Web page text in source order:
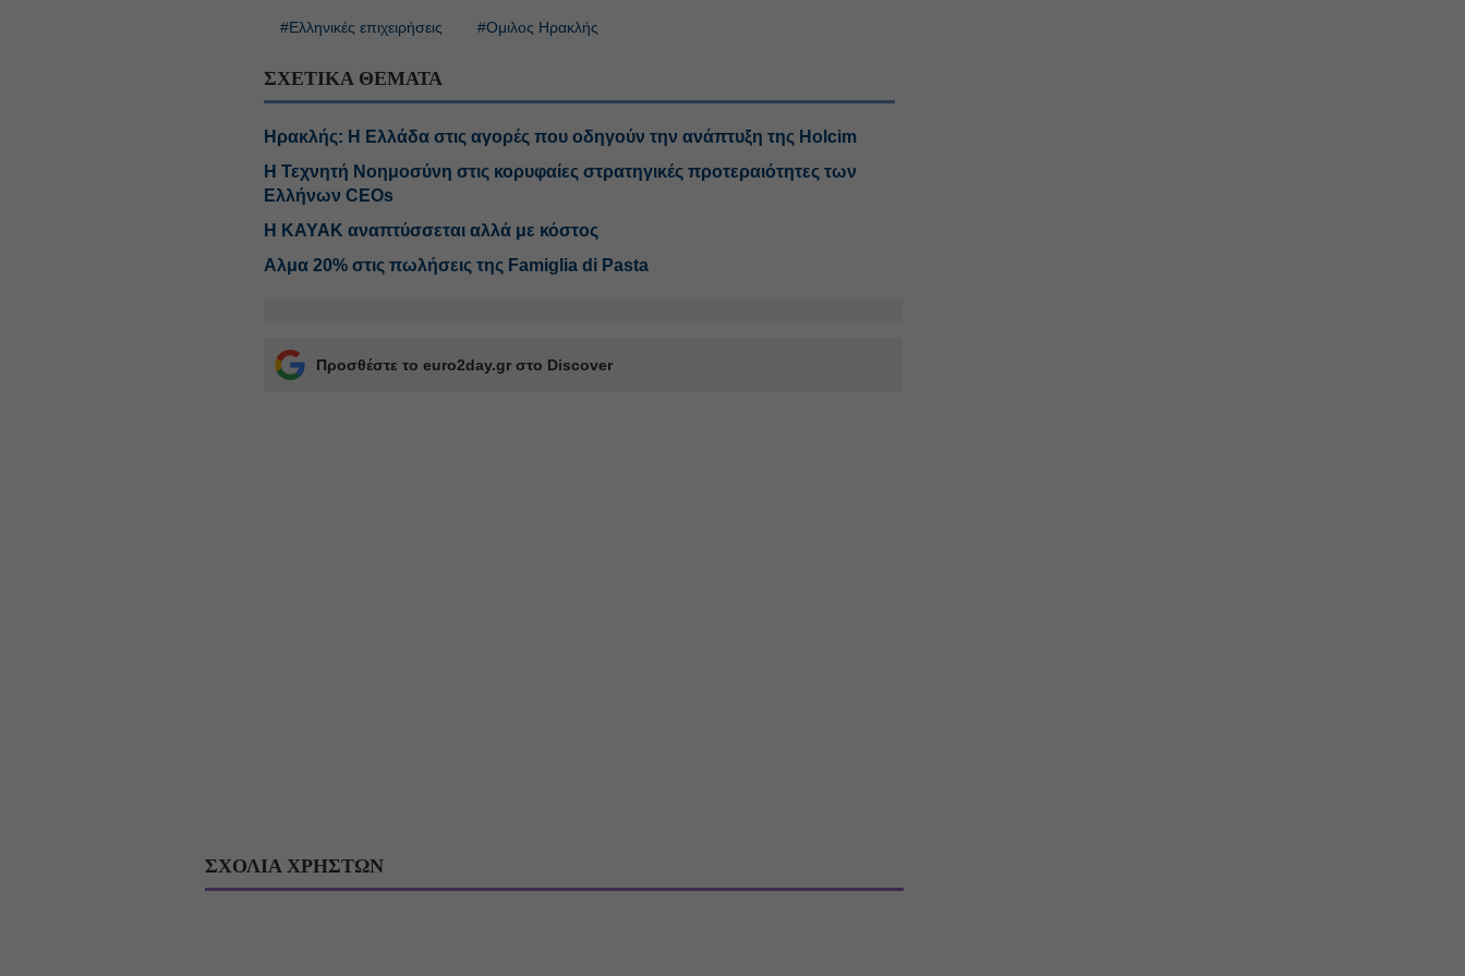
#Ελληνικές επιχειρήσεις #Ομιλος Ηρακλής
ΣΧΕΤΙΚΑ ΘΕΜΑΤΑ
Ηρακλής: Η Ελλάδα στις αγορές που οδηγούν την ανάπτυξη της Holcim
Η Τεχνητή Νοημοσύνη στις κορυφαίες στρατηγικές προτεραιότητες των
Ελλήνων CEOs
Η ΚΑΥΑΚ αναπτύσσεται αλλά με κόστος
Αλμα 20% στις πωλήσεις της Famiglia di Pasta
Προσθέστε το euro2day.gr στο Discover
ΣΧΟΛΙΑ ΧΡΗΣΤΩΝ